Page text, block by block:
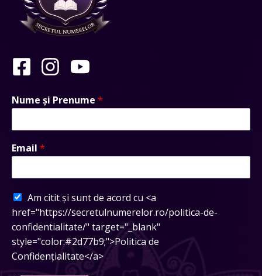
Nume și Prenume *
Email *
Am citit și sunt de acord cu <a
href="https://secretulnumerelor.ro/politica-de-
confidentialitate/" target="_blank"
style="color:#2d77b9;">Politica de
Confidențialitate</a>